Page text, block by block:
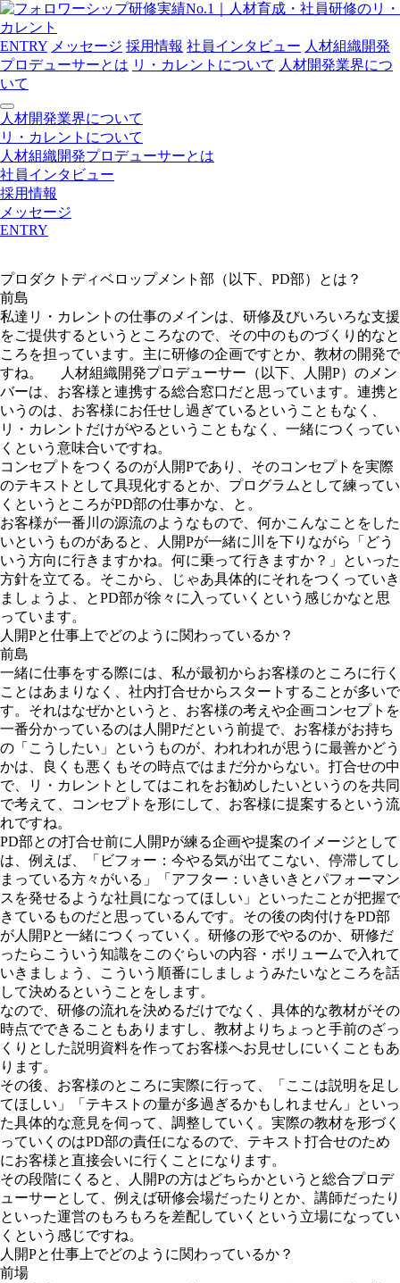
ENTRY メッセージ 採用情報 社員インタビュー 人材組織開発
プロデューサーとは リ・カレントについて 人材開発業界につ
いて
toggle
navigation
人材開発業界について
リ・カレントについて
人材組織開発プロデューサーとは
社員インタビュー
採用情報
メッセージ
ENTRY
プロダクトディベロップメント部（以下、PD部）とは？
前島
私達リ・カレントの仕事のメインは、研修及びいろいろな支援
をご提供するというところなので、その中のものづくり的なと
ころを担っています。主に研修の企画ですとか、教材の開発で
すね。 人材組織開発プロデューサー（以下、人開P）のメン
バーは、お客様と連携する総合窓口だと思っています。連携と
いうのは、お客様にお任せし過ぎているということもなく、
リ・カレントだけがやるということもなく、一緒につくってい
くという意味合いですね。
コンセプトをつくるのが人開Pであり、そのコンセプトを実際
のテキストとして具現化するとか、プログラムとして練ってい
くというところがPD部の仕事かな、と。
お客様が一番川の源流のようなもので、何かこんなことをした
いというものがあると、人開Pが一緒に川を下りながら「どう
いう方向に行きますかね。何に乗って行きますか？」といった
方針を立てる。そこから、じゃあ具体的にそれをつくっていき
ましょうよ、とPD部が徐々に入っていくという感じかなと思
っています。
人開Pと仕事上でどのように関わっているか？
前島
一緒に仕事をする際には、私が最初からお客様のところに行く
ことはあまりなく、社内打合せからスタートすることが多いで
す。それはなぜかというと、お客様の考えや企画コンセプトを
一番分かっているのは人開Pだという前提で、お客様がお持ち
の「こうしたい」というものが、われわれが思うに最善かどう
かは、良くも悪くもその時点ではまだ分からない。打合せの中
で、リ・カレントとしてはこれをお勧めしたいというのを共同
で考えて、コンセプトを形にして、お客様に提案するという流
れですね。
PD部との打合せ前に人開Pが練る企画や提案のイメージとして
は、例えば、「ビフォー：今やる気が出てこない、停滞してし
まっている方々がいる」「アフター：いきいきとパフォーマン
スを発せるような社員になってほしい」といったことが把握で
きているものだと思っているんです。その後の肉付けをPD部
が人開Pと一緒につくっていく。研修の形でやるのか、研修だ
ったらこういう知識をこのぐらいの内容・ボリュームで入れて
いきましょう、こういう順番にしましょうみたいなところを話
して決めるということをします。
なので、研修の流れを決めるだけでなく、具体的な教材がその
時点でできることもありますし、教材よりちょっと手前のざっ
くりとした説明資料を作ってお客様へお見せしにいくこともあ
ります。
その後、お客様のところに実際に行って、「ここは説明を足し
てほしい」「テキストの量が多過ぎるかもしれません」といっ
た具体的な意見を伺って、調整していく。実際の教材を形づく
っていくのはPD部の責任になるので、テキスト打合せのため
にお客様と直接会いに行くことになります。
その段階にくると、人開Pの方はどちらかというと総合プロデ
ューサーとして、例えば研修会場だったりとか、講師だったり
といった運営のもろもろを差配していくという立場になってい
くという感じですね。
人開Pと仕事上でどのように関わっているか？
前場